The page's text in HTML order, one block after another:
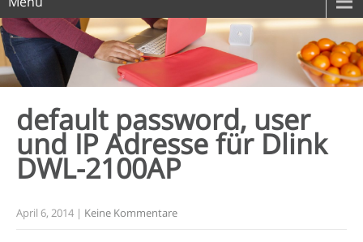
default password, user
und IP Adresse für Dlink
DWL-2100AP
April 6, 2014 | Keine Kommentare